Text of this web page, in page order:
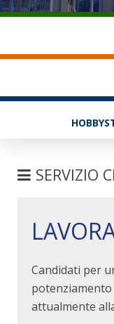
SERVIZIO
CONTATTI
LINKEDIN
Candidati per
attualmente